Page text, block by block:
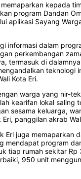
memaparkan kepada
program Dandan
aplikasi Sayang
informasi dalam
perkembangan
termasuk di
teknologi
Kota Eri.
warga yang nir-
kearifan lokal saling
sesama keluarga,
panggilan akrab
Eri juga memaparkan
mendapat program
tiap rumah sekitar Rp
950 unit